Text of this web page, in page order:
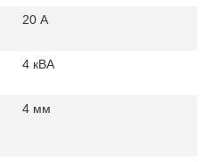
20 А
4 кВА
4 мм